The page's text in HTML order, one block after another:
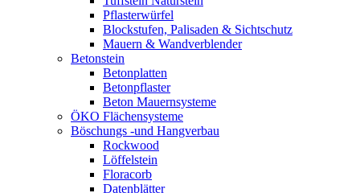
Pflasterwürfel
Blockstufen, Palisaden & Sichtschutz
Mauern & Wandverblender
Betonstein
Betonplatten
Betonpflaster
Beton Mauernsysteme
ÖKO Flächensysteme
Böschungs -und Hangverbau
Rockwood
Löffelstein
Floracorb
Datenblätter